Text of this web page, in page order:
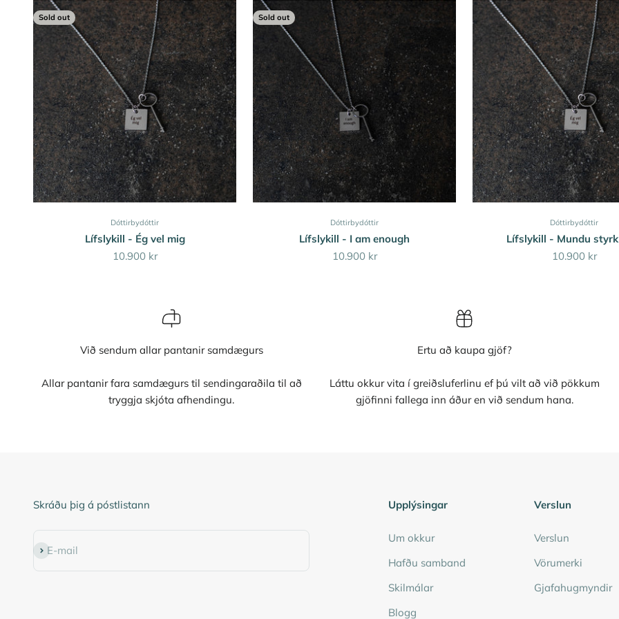
Sold out
Dóttirbydóttir
Lífslykill - Ég vel mig
Sale price
10.900 kr
Sold out
Dóttirbydóttir
Lífslykill - I am enough
Sale price
10.900 kr
Dóttirbydóttir
Lífslykill - Mundu
Sale price
10.900 kr
Við sendum allar pantanir samdægurs
Allar pantanir fara samdægurs til sendingaraðila til að
tryggja skjóta afhendingu.
Ertu að kaupa gjöf?
Láttu okkur vita í greiðsluferlinu ef þú vilt að við pökkum
gjöfinni fallega inn áður en við sendum hana.
Skráðu þig á póstlistann
E-mail
Subscribe
Upplýsingar
Um okkur
Hafðu samband
Skilmálar
Blogg
Verslun
Verslun
Vörumerki
Gjafahugmyndir